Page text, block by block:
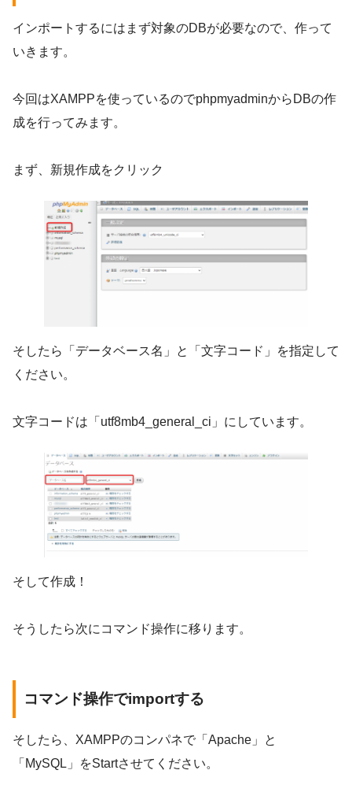
インポートするにはまず対象のDBが必要なので、作って
いきます。
今回はXAMPPを使っているのでphpmyadminからDBの作
成を行ってみます。
まず、新規作成をクリック
そしたら「データベース名」と「文字コード」を指定して
ください。
文字コードは「utf8mb4_general_ci」にしています。
そして作成！
そうしたら次にコマンド操作に移ります。
コマンド操作でimportする
そしたら、XAMPPのコンパネで「Apache」と
「MySQL」をStartさせてください。